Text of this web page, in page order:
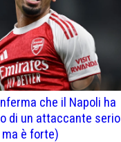
che il Napoli ha
di un attaccante serio
ma è forte)